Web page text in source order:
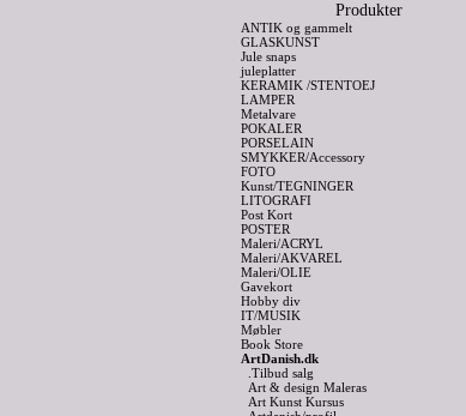
Produkter
ANTIK og gammelt
GLASKUNST
Jule snaps
juleplatter
KERAMIK /STENTOEJ
LAMPER
Metalvare
POKALER
PORSELAIN
SMYKKER/Accessory
FOTO
Kunst/TEGNINGER
LITOGRAFI
Post Kort
POSTER
Maleri/ACRYL
Maleri/AKVAREL
Maleri/OLIE
Gavekort
Hobby div
IT/MUSIK
Møbler
Book Store
ArtDanish.dk
.Tilbud salg
Art & design Maleras
Art Kunst Kursus